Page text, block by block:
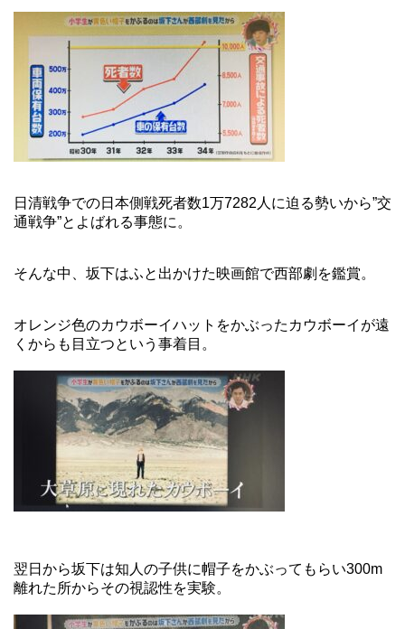
日清戦争での日本側戦死者数1万7282人に迫る勢いから”交
通戦争”とよばれる事態に。
そんな中、坂下はふと出かけた映画館で西部劇を鑑賞。
オレンジ色のカウボーイハットをかぶったカウボーイが遠
くからも目立つという事着目。
翌日から坂下は知人の子供に帽子をかぶってもらい300m
離れた所からその視認性を実験。